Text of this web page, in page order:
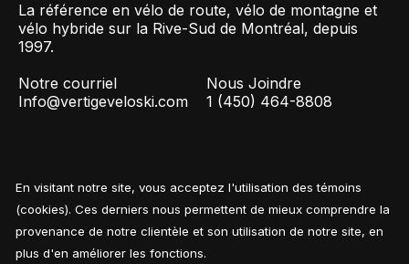
La référence en vélo de route, vélo de montagne et
vélo hybride sur la Rive-Sud de Montréal, depuis
1997.
Notre courriel
Info@vertigeveloski.com
Nous Joindre
1 (450) 464-8808
© Copyright 2026 Vertige Vélo Ski
En visitant notre site, vous acceptez l'utilisation des témoins
(cookies). Ces derniers nous permettent de mieux comprendre la
provenance de notre clientèle et son utilisation de notre site, en
plus d'en améliorer les fonctions.